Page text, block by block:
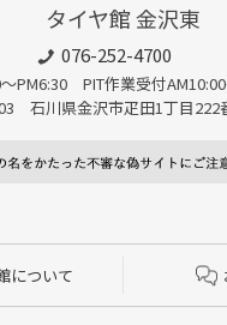
タイヤ館 金沢東
076-252-4700
PM6:30 PIT作業受付
石川県金沢市疋田1丁目222
について